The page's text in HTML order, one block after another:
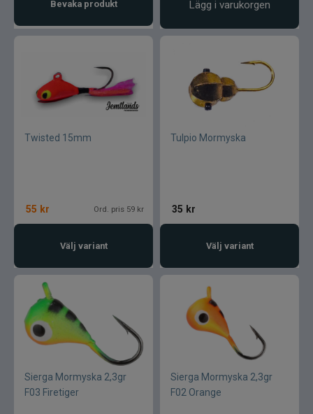
Bevaka produkt Lägg i varukorgen
Twisted 15mm
55 kr Ord. pris 59 kr
Välj variant
Tulpio Mormyska
35 kr
Välj variant
Sierga Mormyska 2,3gr
F03 Firetiger
Sierga Mormyska 2,3gr
F02 Orange